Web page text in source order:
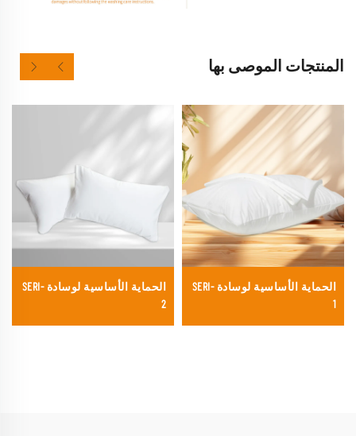
المنتجات الموصى بها
الحماية الأساسية لوسادة SERI-
1
الحماية الأساسية لوسادة SERI-
2